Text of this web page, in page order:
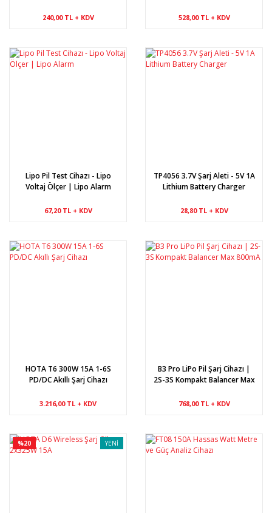
240,00 TL + KDV 528,00 TL + KDV
Lipo Pil Test Cihazı - Lipo
Voltaj Ölçer | Lipo Alarm
67,20 TL + KDV
TP4056 3.7V Şarj Aleti - 5V 1A
Lithium Battery Charger
28,80 TL + KDV
HOTA T6 300W 15A 1-6S
PD/DC Akıllı Şarj Cihazı
3.216,00 TL + KDV
B3 Pro LiPo Pil Şarj Cihazı |
2S-3S Kompakt Balancer Max
768,00 TL + KDV
%20 YENİ